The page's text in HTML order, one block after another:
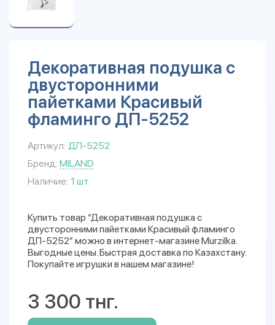
Декоративная подушка с
двусторонними
пайетками Красивый
фламинго ДП-5252
Артикул: ДП-5252
Бренд: MILAND
Наличие: 1 шт.
Купить товар “Декоративная подушка с
двусторонними пайетками Красивый фламинго
ДП-5252” можно в интернет-магазине Murzilka.
Выгодные цены. Быстрая доставка по Казахстану.
Покупайте игрушки в нашем магазине!
3 300 тнг.